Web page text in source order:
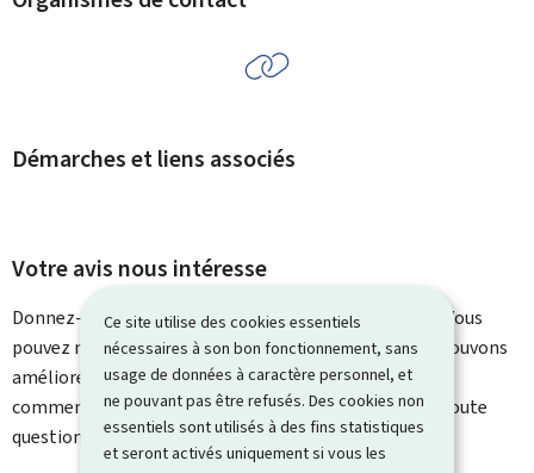
Ce site utilise des cookies essentiels
nécessaires à son bon fonctionnement, sans
usage de données à caractère personnel, et
ne pouvant pas être refusés. Des cookies non
essentiels sont utilisés à des fins statistiques
et seront activés uniquement si vous les
Démarches et liens associés
Votre avis nous intéresse
Donnez-nous votre avis sur le contenu de cette page. Vous
pouvez nous laisser un commentaire sur ce que nous pouvons
améliorer. Vous ne recevrez pas de réponse à votre
commentaire. Utilisez le formulaire de contact pour toute
question particulière.